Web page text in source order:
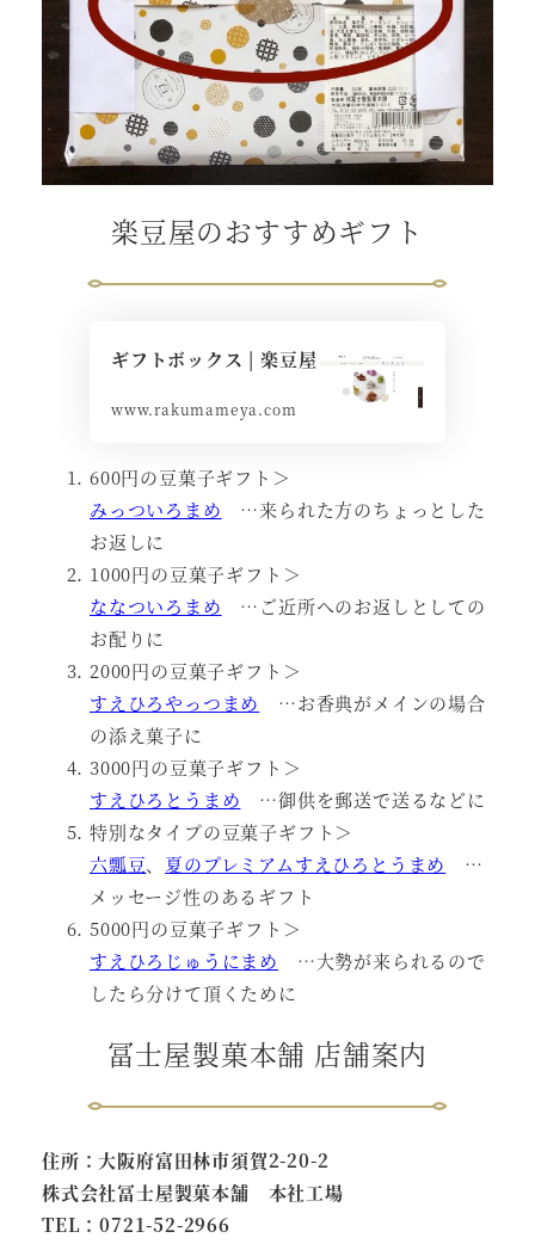
楽豆屋のおすすめギフト
ギフトボックス | 楽豆屋
www.rakumameya.com
600円の豆菓子ギフト＞
みっついろまめ …来られた方のちょっとした
お返しに
1000円の豆菓子ギフト＞
ななついろまめ …ご近所へのお返しとしての
お配りに
2000円の豆菓子ギフト＞
すえひろやっつまめ
…お香典がメインの場合
の添え菓子に
3000円の豆菓子ギフト＞
すえひろとうまめ …御供を郵送で送るなどに
特別なタイプの豆菓子ギフト＞
六瓢豆、 夏のプレミアムすえひろとうまめ
…
メッセージ性のあるギフト
5000円の豆菓子ギフト＞
すえひろじゅうにまめ …大勢が来られるので
したら分けて頂くために
冨士屋製菓本舗 店舗案内
住所：大阪府富田林市須賀2-20-2
株式会社冨士屋製菓本舗 本社工場
TEL：0721-52-2966